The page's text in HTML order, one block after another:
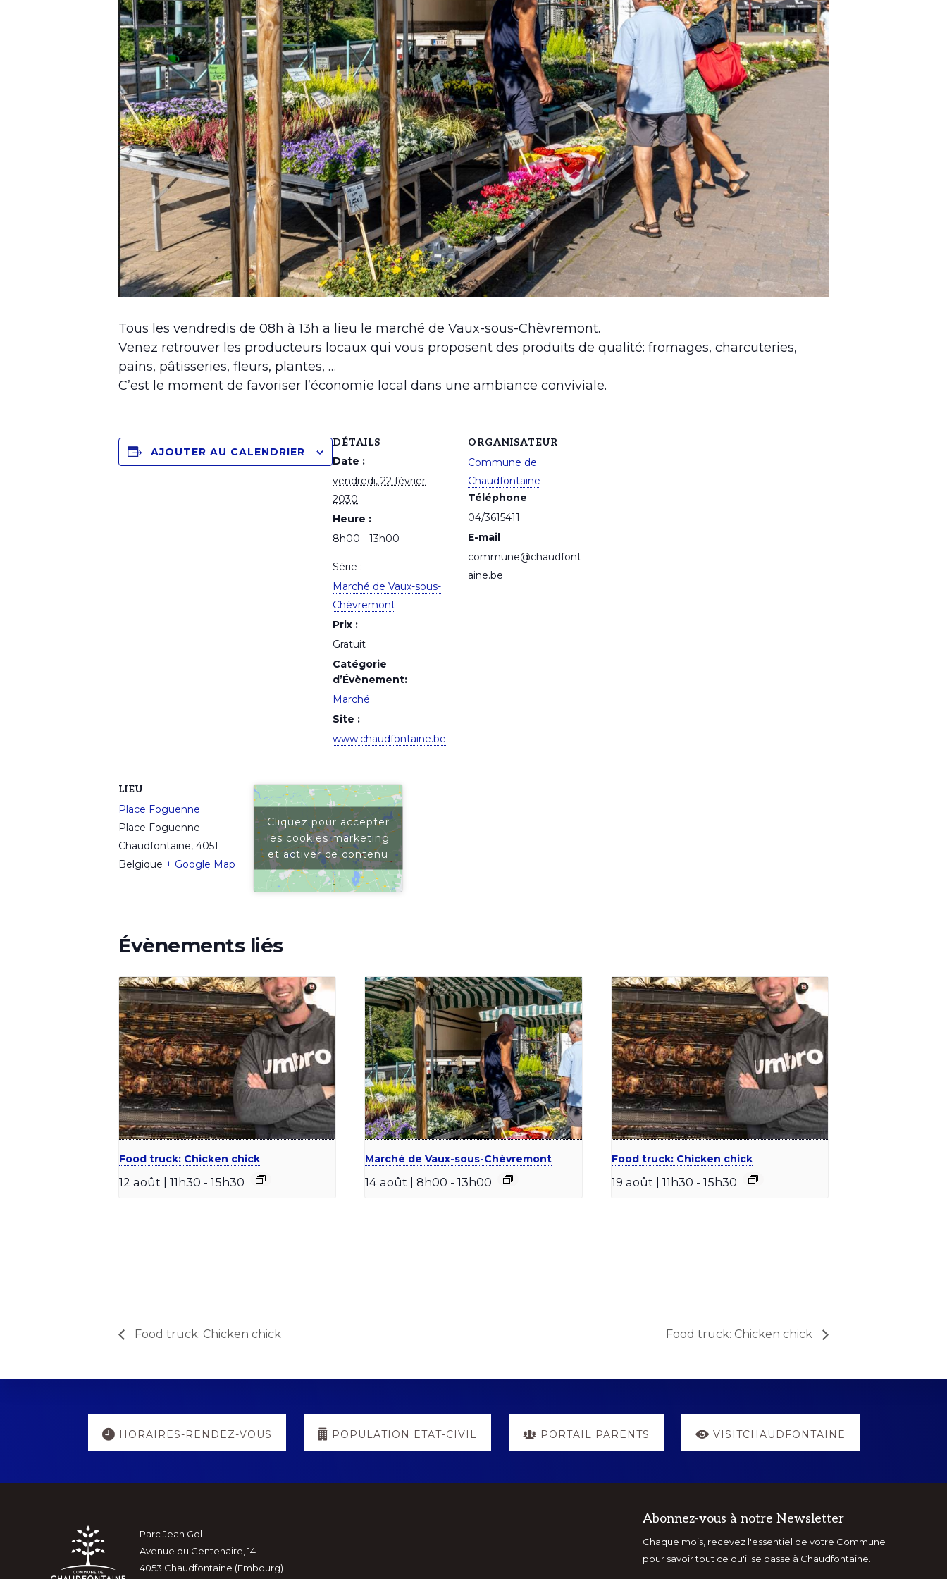
Tous les vendredis de 08h à 13h a lieu le marché de Vaux-sous-Chèvremont.
Venez retrouver les producteurs locaux qui vous proposent des produits de qualité: fromages, charcuteries,
pains, pâtisseries, fleurs, plantes, …
C’est le moment de favoriser l’économie local dans une ambiance conviviale.
AJOUTER AU CALENDRIER
DÉTAILS
Date :
vendredi, 22 février
2030
Heure :
8h00 - 13h00
Série :
Marché de Vaux-sous-
Chèvremont
Prix :
Gratuit
Catégorie
d’Évènement:
Marché
Site :
www.chaudfontaine.be
ORGANISATEUR
Commune de
Chaudfontaine
Téléphone
04/3615411
E-mail
commune@chaudfont
aine.be
LIEU
Place Foguenne
Place Foguenne
Chaudfontaine, 4051
Belgique + Google Map
Cliquez pour accepter
les cookies marketing
et activer ce contenu
Évènements liés
Food truck: Chicken chick
12 août | 11h30 - 15h30
Marché de Vaux-sous-Chèvremont
14 août | 8h00 - 13h00
Food truck: Chicken chick
19 août | 11h30 - 15h30
Food truck: Chicken chick Food truck: Chicken chick
Explore
more
HORAIRES-RENDEZ-VOUS POPULATION ETAT-CIVIL PORTAIL PARENTS VISITCHAUDFONTAINE
Footer
Parc Jean Gol
Avenue du Centenaire, 14
4053 Chaudfontaine (Embourg)
Abonnez-vous à notre Newsletter
Chaque mois, recevez l'essentiel de votre Commune
pour savoir tout ce qu'il se passe à Chaudfontaine.